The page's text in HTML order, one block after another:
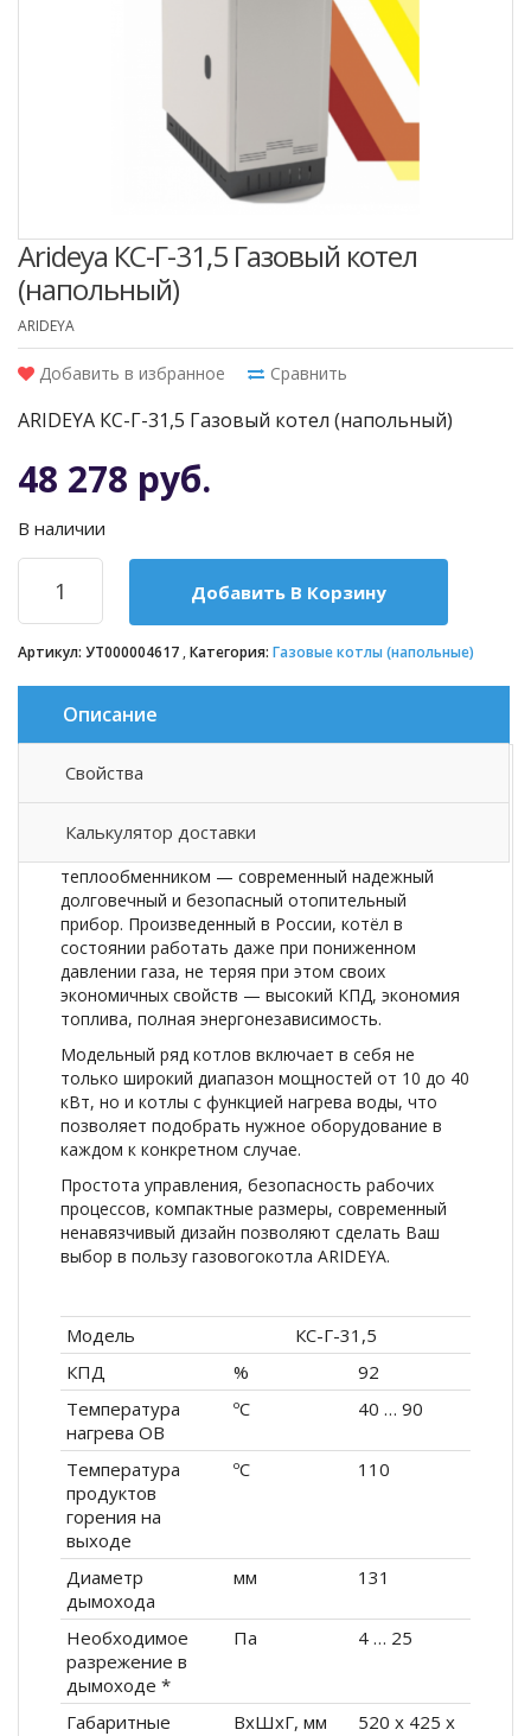
Arideya КС-Г-31,5 Газовый котел
(напольный)
ARIDEYA
Добавить в избранное Сравнить
ARIDEYA КС-Г-31,5 Газовый котел (напольный)
48 278 руб.
В наличии
Добавить В Корзину
Артикул: УТ000004617 Категория: Газовые котлы (напольные)
Описание
Свойства
Калькулятор доставки
Описание товара
теплообменником — современный надежный
долговечный и безопасный отопительный
прибор. Произведенный в России, котёл в
состоянии работать даже при пониженном
давлении газа, не теряя при этом своих
экономичных свойств — высокий КПД, экономия
топлива, полная энергонезависимость.
Модельный ряд котлов включает в себя не
только широкий диапазон мощностей от 10 до 40
кВт, но и котлы с функцией нагрева воды, что
позволяет подобрать нужное оборудование в
каждом к конкретном случае.
Простота управления, безопасность рабочих
процессов, компактные размеры, современный
ненавязчивый дизайн позволяют сделать Ваш
выбор в пользу газовогокотла ARIDEYA.
Модель
КС-Г-31,5
КПД
%
92
Температура
нагрева ОВ
ºС 40 … 90
Температура
продуктов
горения на
выходе
ºС 110
Диаметр
дымохода
мм 131
Необходимое
разрежение в
дымоходе *
Па 4 … 25
Габаритные
ВхШхГ, мм
520 х 425 х